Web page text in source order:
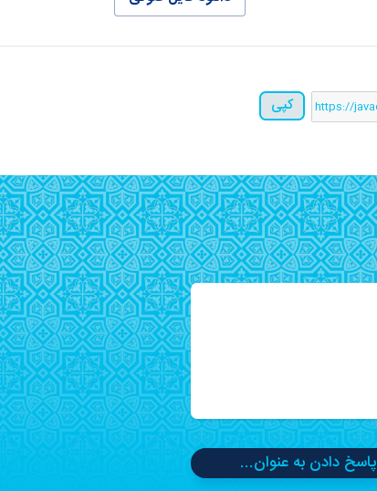
کپی
پاسخ دادن به عنوان...